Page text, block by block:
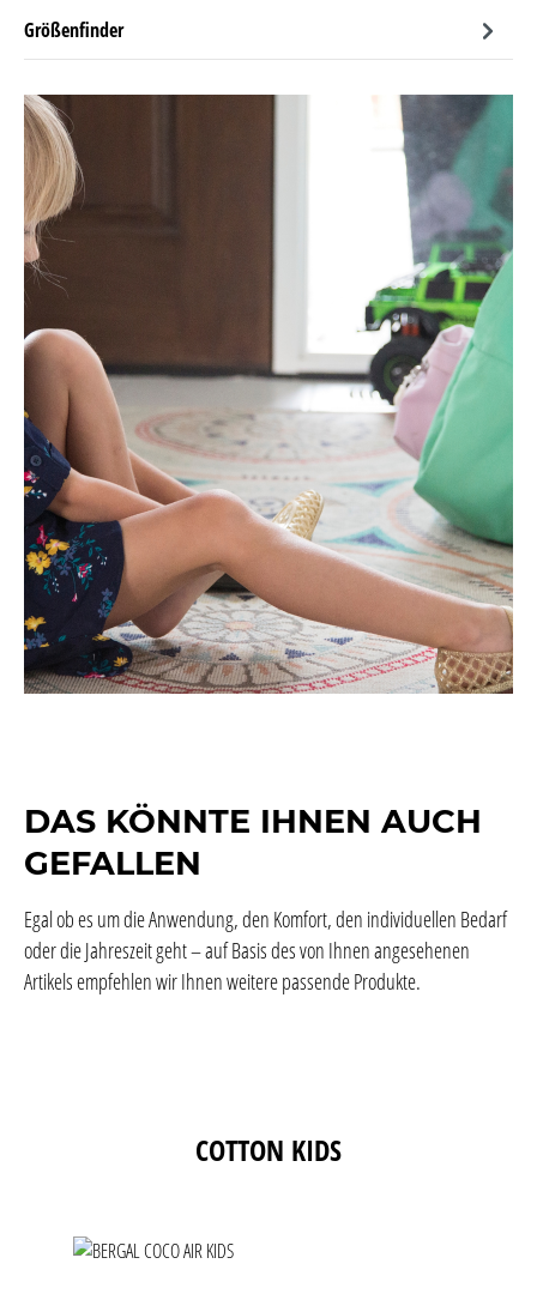
Größenfinder
DAS KÖNNTE IHNEN AUCH
GEFALLEN
Egal ob es um die Anwendung, den Komfort, den individuellen Bedarf
oder die Jahreszeit geht – auf Basis des von Ihnen angesehenen
Artikels empfehlen wir Ihnen weitere passende Produkte.
Produktgalerie überspringenCOTTON KIDS